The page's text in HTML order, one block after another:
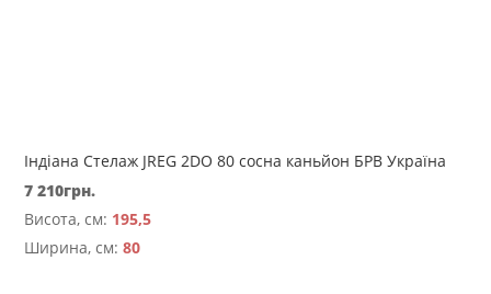
Індіана Стелаж JREG 2DO 80 сосна каньйон БРВ Україна
7 210грн.
Висота, см: 195,5
Ширина, см:80